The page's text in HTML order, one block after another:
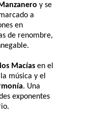
y se
a
en
de renombre,
Macías en el
música y el
. Una
exponentes